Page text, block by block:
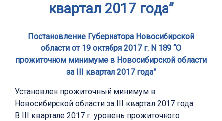
квартал 2017 года”
Постановление Губернатора Новосибирской
области от 19 октября 2017 г. N 189 “О
прожиточном минимуме в Новосибирской области
за III квартал 2017 года”
Установлен прожиточный минимум в
Новосибирской области за III квартал 2017 года.
В III квартале 2017 г. уровень прожиточного